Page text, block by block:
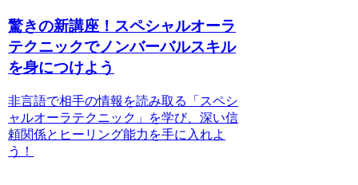
驚きの新講座！スペシャルオーラ
テクニックでノンバーバルスキル
を身につけよう
非言語で相手の情報を読み取る「スペシ
ャルオーラテクニック」を学び、深い信
頼関係とヒーリング能力を手に入れよ
う！